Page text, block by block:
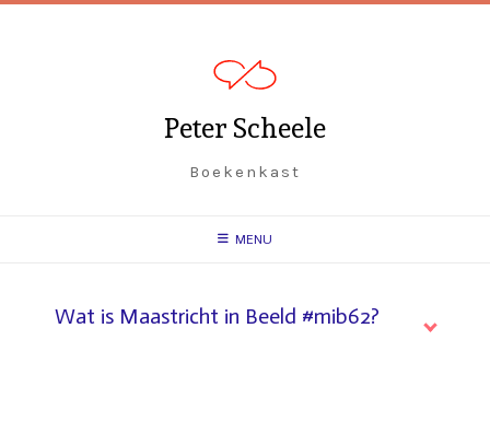
Peter Scheele
Boekenkast
MENU
Wat is Maastricht in Beeld #mib62?